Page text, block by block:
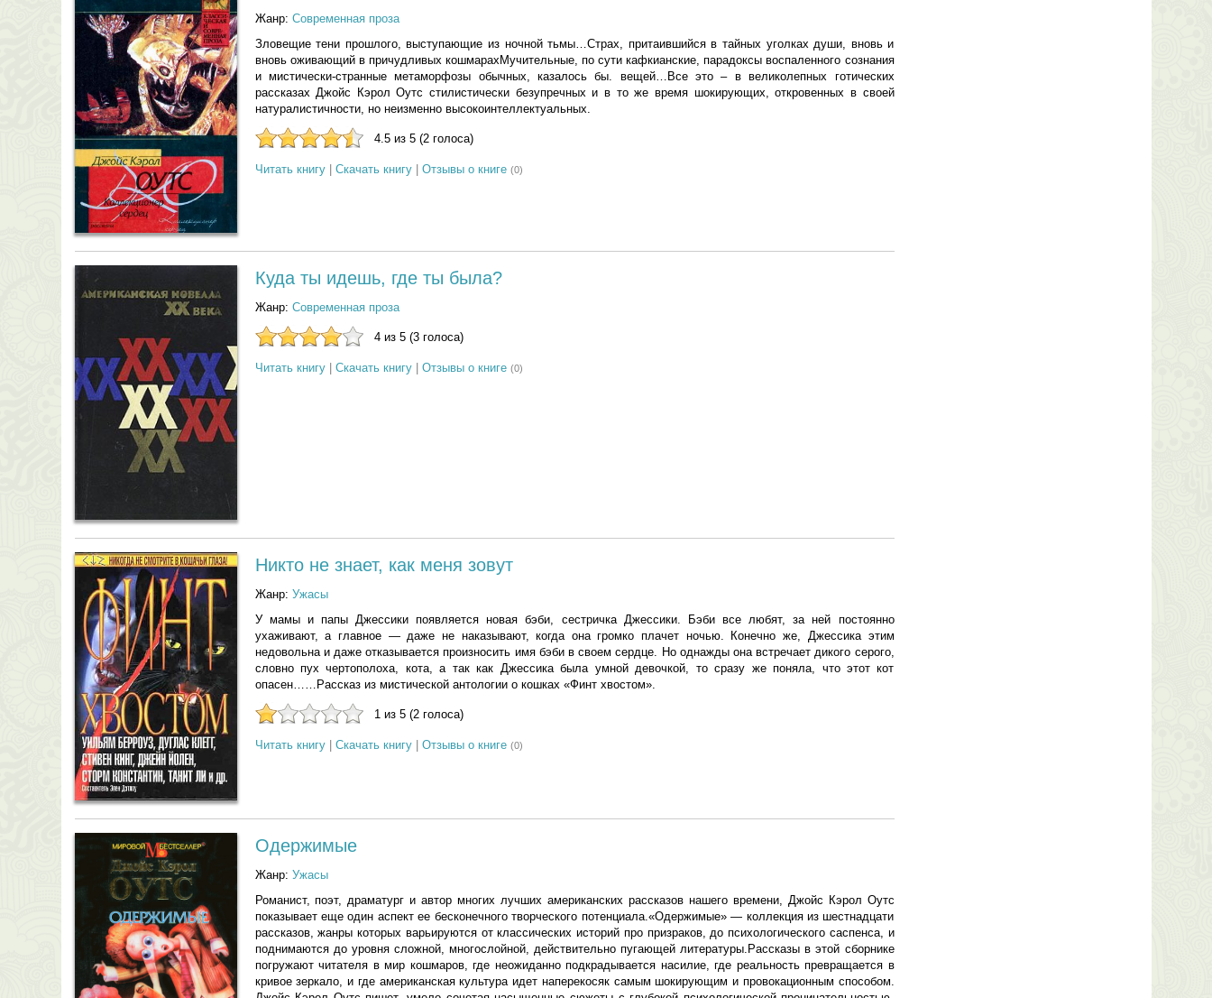
Жанр: Современная проза
Зловещие тени прошлого, выступающие из ночной тьмы…Страх, притаившийся в тайных уголках души, вновь и
вновь оживающий в причудливых кошмарахМучительные, по сути кафкианские, парадоксы воспаленного сознания
и мистически-странные метаморфозы обычных, казалось бы. вещей…Все это – в великолепных готических
рассказах Джойс Кэрол Оутс стилистически безупречных и в то же время шокирующих, откровенных в своей
натуралистичности, но неизменно высокоинтеллектуальных.
4.5 из 5 (2 голоса)
Читать книгу| Скачать книгу| Отзывы о книге (0)
Куда ты идешь, где ты была?
Жанр: Современная проза
4 из 5 (3 голоса)
Читать книгу| Скачать книгу| Отзывы о книге (0)
Никто не знает, как меня зовут
Жанр: Ужасы
У мамы и папы Джессики появляется новая бэби, сестричка Джессики. Бэби все любят, за ней постоянно
ухаживают, а главное — даже не наказывают, когда она громко плачет ночью. Конечно же, Джессика этим
недовольна и даже отказывается произносить имя бэби в своем сердце. Но однажды она встречает дикого серого,
словно пух чертополоха, кота, а так как Джессика была умной девочкой, то сразу же поняла, что этот кот
опасен……Рассказ из мистической антологии о кошках «Финт хвостом».
1 из 5 (2 голоса)
Читать книгу| Скачать книгу| Отзывы о книге (0)
Одержимые
Жанр: Ужасы
Романист, поэт, драматург и автор многих лучших американских рассказов нашего времени, Джойс Кэрол Оутс
показывает еще один аспект ее бесконечного творческого потенциала.«Одержимые» — коллекция из шестнадцати
рассказов, жанры которых варьируются от классических историй про призраков, до психологического саспенса, и
поднимаются до уровня сложной, многослойной, действительно пугающей литературы.Рассказы в этой сборнике
погружают читателя в мир кошмаров, где неожиданно подкрадывается насилие, где реальность превращается в
кривое зеркало, и где американская культура идет наперекосяк самым шокирующим и провокационным способом.